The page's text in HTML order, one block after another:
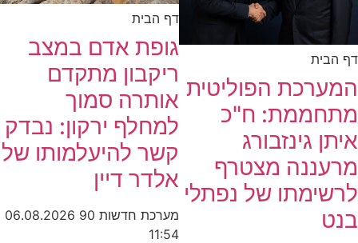
דף הבית
המערכת הפוליטית
מתחממת: ח"כ
איתן גינזבורג
מרעננה מצטרף
לרשימתו של נפתלי
בנט
דף הבית
גופת אדם במצב
ריקבון מתקדם
אותרה סמוך
למחלף ירקון: נבדק
קשר להיעלמותו של
אלדר דיין
מערכת חדשות 90
06.08.2026
11:54